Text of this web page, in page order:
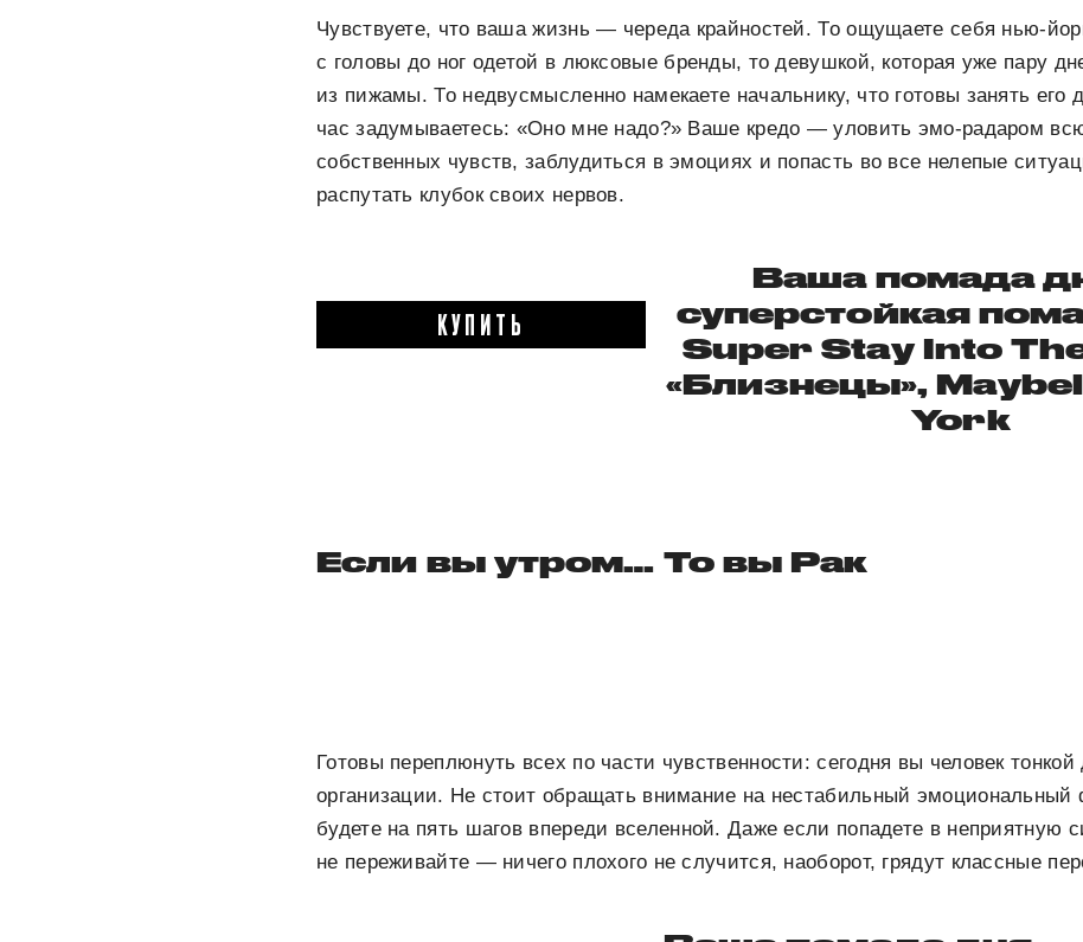
Чувствуете, что ваша жизнь — череда крайностей. То ощущаете себя нью-
с головы до ног одетой в люксовые бренды, то девушкой, которая уже пару
из пижамы. То недвусмысленно намекаете начальнику, что готовы занять его
час задумываетесь: «Оно мне надо?» Ваше кредо — уловить эмо-радаром
собственных чувств, заблудиться в эмоциях и попасть во все нелепые
распутать клубок своих нервов.
КУПИТЬ
Ваша помада
суперстойкая
Super Stay Into
«Близнецы»,
York
Если вы утром… То вы Рак
Готовы переплюнуть всех по части чувственности: сегодня вы человек
организации. Не стоит обращать внимание на нестабильный эмоциональный
будете на пять шагов впереди вселенной. Даже если попадете в неприятную
не переживайте — ничего плохого не случится, наоборот, грядут классные